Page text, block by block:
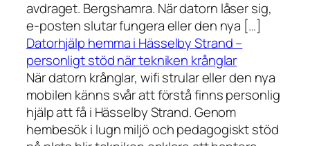
avdraget. Bergshamra. När datorn låser sig,
e-posten slutar fungera eller den nya […]
Datorhjälp hemma i Hässelby Strand –
personligt stöd när tekniken krånglar
När datorn krånglar, wifi strular eller den nya
mobilen känns svår att förstå finns personlig
hjälp att få i Hässelby Strand. Genom
hembesök i lugn miljö och pedagogiskt stöd